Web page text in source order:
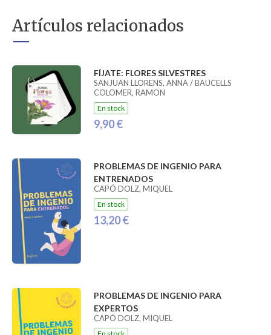
Artículos relacionados
FÍJATE: FLORES SILVESTRES
SANJUAN LLORENS, ANNA / BAUCELLS
COLOMER, RAMON
En stock
9,90 €
PROBLEMAS DE INGENIO PARA
ENTRENADOS
CAPÓ DOLZ, MIQUEL
En stock
13,20 €
PROBLEMAS DE INGENIO PARA
EXPERTOS
CAPÓ DOLZ, MIQUEL